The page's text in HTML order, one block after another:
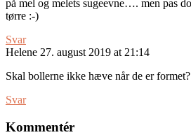
på mel og melets sugeevne…. men pas
tørre :-)
Svar
Helene 27. august 2019 at 21:14
Skal bollerne ikke hæve når de er
Svar
Kommentér